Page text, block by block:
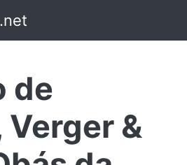
de
&